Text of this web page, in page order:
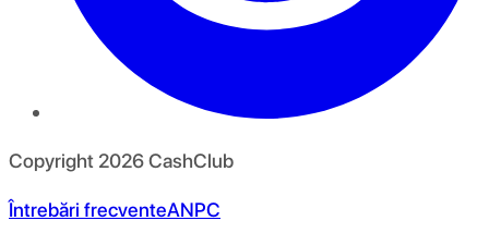
Copyright 2026CashClub
Întrebări frecventeANPC